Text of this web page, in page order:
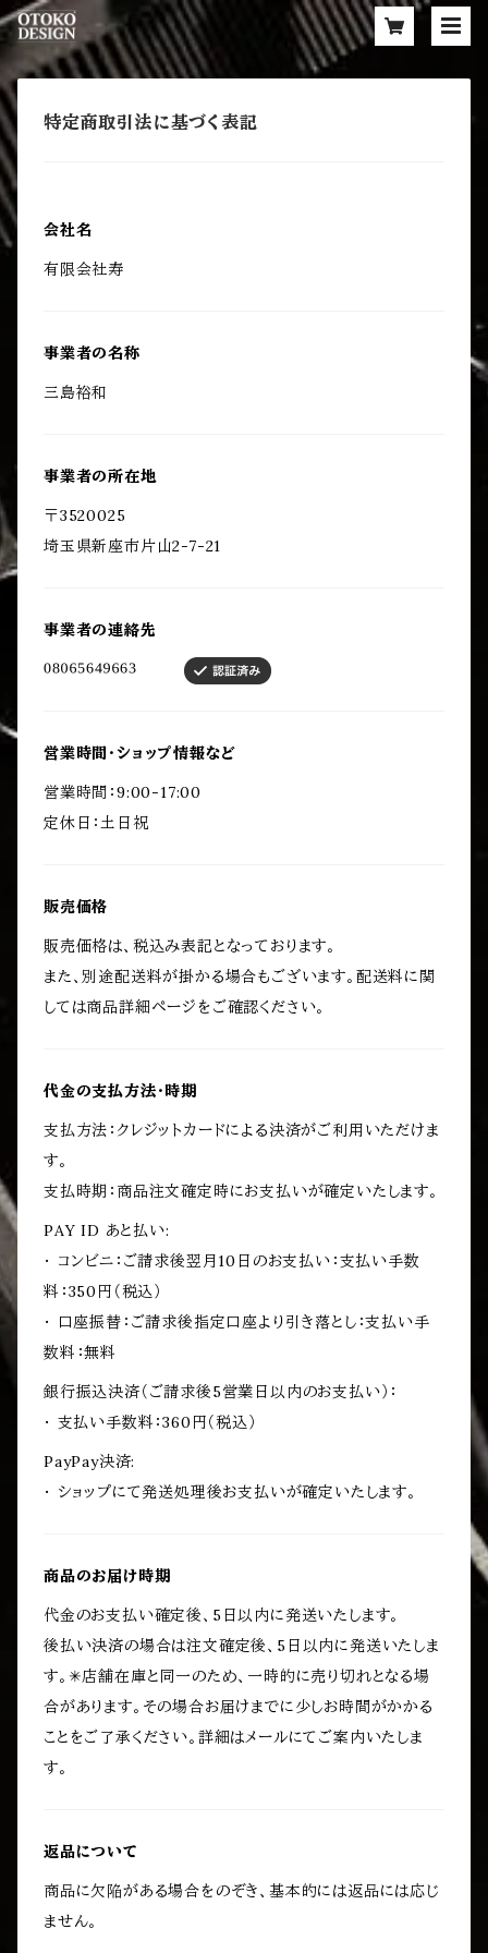
特定商取引法に基づく表記
会社名
有限会社寿
事業者の名称
三島裕和
事業者の所在地
〒3520025
埼玉県新座市片山2-7-21
事業者の連絡先
営業時間・ショップ情報など
営業時間：9:00-17:00
定休日：土日祝
販売価格
販売価格は、税込み表記となっております。
また、別途配送料が掛かる場合もございます。配送料に関
しては商品詳細ページをご確認ください。
代金の支払方法・時期
支払方法：クレジットカードによる決済がご利用いただけま
す。
支払時期：商品注文確定時にお支払いが確定いたします。
PAY ID あと払い:
・ コンビニ：ご請求後翌月10日のお支払い：支払い手数
料：350円（税込）
・ 口座振替：ご請求後指定口座より引き落とし：支払い手
数料：無料
銀行振込決済（ご請求後5営業日以内のお支払い）：
・ 支払い手数料：360円（税込）
PayPay決済:
・ ショップにて発送処理後お支払いが確定いたします。
商品のお届け時期
代金のお支払い確定後、5日以内に発送いたします。
後払い決済の場合は注文確定後、5日以内に発送いたしま
す。✳︎店舗在庫と同一のため、一時的に売り切れとなる場
合があります。その場合お届けまでに少しお時間がかかる
ことをご了承ください。詳細はメールにてご案内いたしま
す。
返品について
商品に欠陥がある場合をのぞき、基本的には返品には応じ
ません。